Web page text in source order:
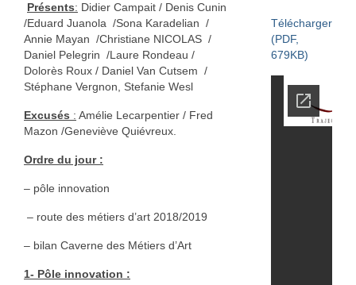
Miryan Hernandez
Maaike Klein
Gwladys Lopez
Annie Mayan
Brigitte Moron
Danièle Raya-Moreno
Anne-Lise Roussy
Présents: Didier Campait / Denis Cunin
/Eduard Juanola /Sona Karadelian /
Annie Mayan /Christiane NICOLAS /
Daniel Pelegrin /Laure Rondeau /
Dolorès Roux / Daniel Van Cutsem /
Stéphane Vergnon, Stefanie Wesl
Excusés : Amélie Lecarpentier / Fred
Mazon /Geneviève Quiévreux.
Ordre du jour :
– pôle innovation
– route des métiers d’art 2018/2019
– bilan Caverne des Métiers d’Art
1- Pôle innovation :
Télécharger
(PDF,
679KB)